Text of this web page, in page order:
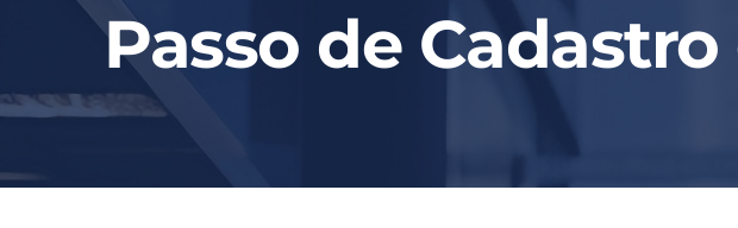
Passo de Cadastro